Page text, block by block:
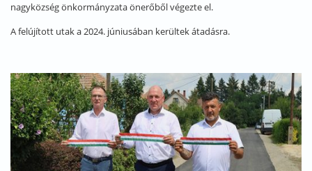
nagyközség önkormányzata önerőből végezte el.
A felújított utak a 2024. júniusában kerültek átadásra.